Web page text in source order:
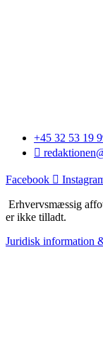
+45 32 53 19
Facebook
Erhvervsmæssig
er ikke tilladt.
Juridisk information